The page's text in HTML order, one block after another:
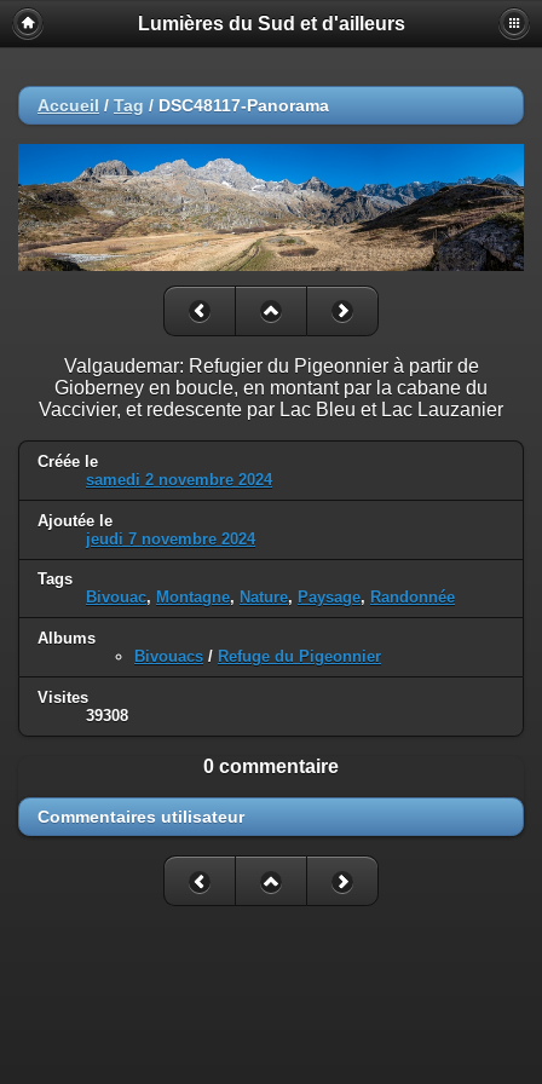
Lumières du Sud et d'ailleurs
Accueil / Tag / DSC48117-Panorama
Valgaudemar: Refugier du Pigeonnier à partir de
Gioberney en boucle, en montant par la cabane du
Vaccivier, et redescente par Lac Bleu et Lac Lauzanier
Créée le
samedi 2 novembre 2024
Ajoutée le
jeudi 7 novembre 2024
Tags
Bivouac, Montagne, Nature, Paysage, Randonnée
Albums
Bivouacs / Refuge du Pigeonnier
Visites
39308
0 commentaire
Commentaires utilisateur